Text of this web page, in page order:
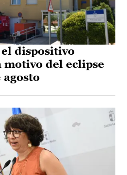
dispositivo
motivo del eclipse
agosto